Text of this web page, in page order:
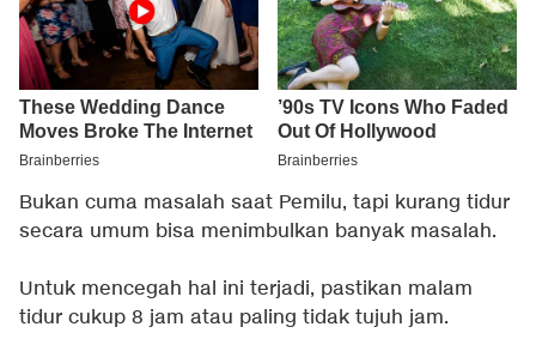
Bukan cuma masalah saat Pemilu, tapi kurang tidur
secara umum bisa menimbulkan banyak masalah.
Untuk mencegah hal ini terjadi, pastikan malam
tidur cukup 8 jam atau paling tidak tujuh jam.